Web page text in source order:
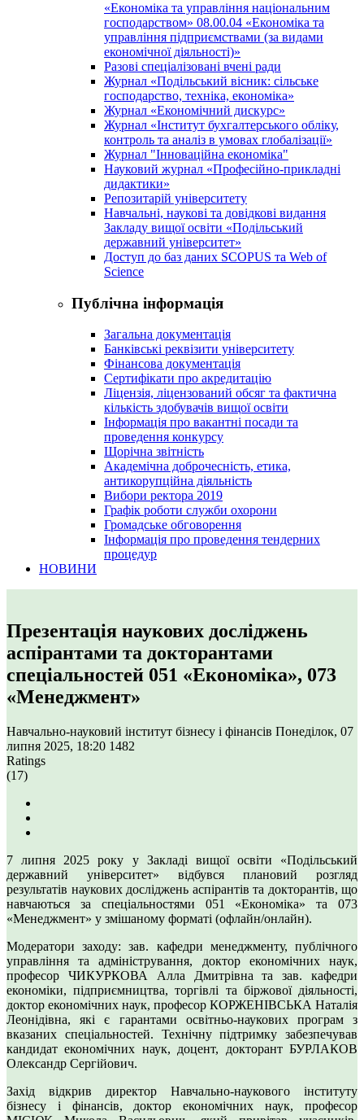
«Економіка та управління національним
господарством» 08.00.04 «Економіка та
управління підприємствами (за видами
економічної діяльності)»
Разові спеціалізовані вчені ради
Журнал «Подільський вісник: сільське
господарство, техніка, економіка»
Журнал «Економічний дискурс»
Журнал «Інститут бухгалтерського обліку,
контроль та аналіз в умовах глобалізації»
Журнал "Інноваційна економіка"
Науковий журнал «Професійно-прикладні
дидактики»
Репозитарій університету
Навчальні, наукові та довідкові видання
Закладу вищої освіти «Подільський
державний університет»
Доступ до баз даних SCOPUS та Web of
Science
Публічна інформація
Загальна документація
Банківські реквізити університету
Фінансова документація
Сертифікати про акредитацію
Ліцензія, ліцензований обсяг та фактична
кількість здобувачів вищої освіти
Інформація про вакантні посади та
проведення конкурсу
Щорічна звітність
Академічна доброчесність, етика,
антикорупційна діяльність
Вибори ректора 2019
Графік роботи служби охорони
Громадське обговорення
Інформація про проведення тендерних
процедур
НОВИНИ
Презентація наукових досліджень
аспірантами та докторантами
спеціальностей 051 «Економіка», 073
«Менеджмент»
Навчально-науковий інститут бізнесу і фінансів Понеділок, 07
липня 2025, 18:20 1482
Ratings
(17)
7 липня 2025 року у Закладі вищої освіти «Подільський
державний університет» відбувся плановий розгляд
результатів наукових досліджень аспірантів та докторантів, що
навчаються за спеціальностями 051 «Економіка» та 073
«Менеджмент» у змішаному форматі (офлайн/онлайн).
Модератори заходу: зав. кафедри менеджменту, публічного
управління та адміністрування, доктор економічних наук,
професор ЧИКУРКОВА Алла Дмитрівна та зав. кафедри
економіки, підприємництва, торгівлі та біржової діяльності,
доктор економічних наук, професор КОРЖЕНІВСЬКА Наталія
Леонідівна, які є гарантами освітньо-наукових програм з
вказаних спеціальностей. Технічну підтримку забезпечував
кандидат економічних наук, доцент, докторант БУРЛАКОВ
Олександр Сергійович.
Захід відкрив директор Навчально-наукового інституту
бізнесу і фінансів, доктор економічних наук, професор